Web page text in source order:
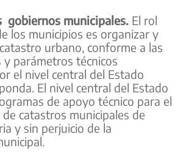
gobiernos municipales. El rol
los municipios es organizar y
urbano, conforme a las
y parámetros técnicos
el nivel central del Estado
El nivel central del Estado
de apoyo técnico para el
catastros municipales de
y sin perjuicio de la